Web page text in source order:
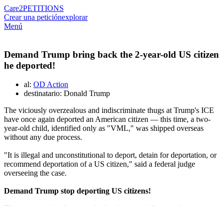
Care2PETITIONS
Crear una peticiónexplorar
Menú
Demand Trump bring back the 2-year-old US citizen
he deported!
al: OD Action
destinatario: Donald Trump
The viciously overzealous and indiscriminate thugs at Trump's ICE
have once again deported an American citizen — this time, a two-
year-old child, identified only as "VML," was shipped overseas
without any due process.
"It is illegal and unconstitutional to deport, detain for deportation, or
recommend deportation of a US citizen," said a federal judge
overseeing the case.
Demand Trump stop deporting US citizens!